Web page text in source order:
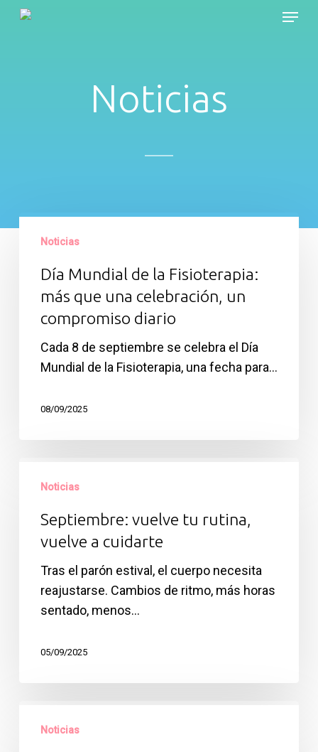
Skip
Menu
Noticias
Día
Mundial
Fisioterapia:
más
Noticias
Día Mundial de la Fisioterapia:
más que una celebración, un
compromiso diario
Cada 8 de septiembre se celebra el Día
Mundial de la Fisioterapia, una fecha para…
08/09/2025
vuelve
rutina,
vuelve
cuidarte
Noticias
Septiembre: vuelve tu rutina,
vuelve a cuidarte
Tras el parón estival, el cuerpo necesita
reajustarse. Cambios de ritmo, más horas
sentado, menos…
05/09/2025
veranoNoticias